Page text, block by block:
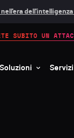
Soluzioni Servizi
SUBITO UN